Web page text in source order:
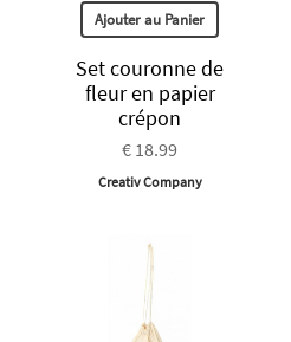
Ajouter au Panier
Set couronne de
fleur en papier
crépon
€ 18.99
Creativ Company